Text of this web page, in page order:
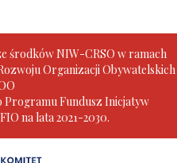
środków NIW-CRSO w ramach
Organizacji Obywatelskich
Programu Fundusz Inicjatyw
na lata 2021-2030.